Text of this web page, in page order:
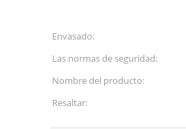
Envasado:
Las normas de seguridad:
Nombre del producto:
Resaltar: